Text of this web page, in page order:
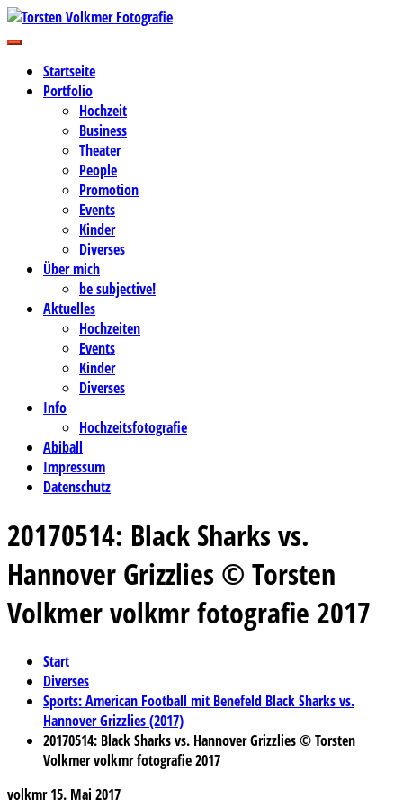
Zum
Inhalt
Torsten Volkmer Fotografie
Business-, Portrait- und Hochzeitsfotografie
Startseite
Portfolio
Hochzeit
Business
Theater
People
Promotion
Events
Kinder
Diverses
Über mich
be subjective!
Aktuelles
Hochzeiten
Events
Kinder
Diverses
Info
Hochzeitsfotografie
Abiball
Impressum
Datenschutz
20170514: Black Sharks vs.
Hannover Grizzlies © Torsten
Volkmer volkmr fotografie 2017
Start
Diverses
Sports: American Football mit Benefeld Black Sharks vs.
Hannover Grizzlies (2017)
20170514: Black Sharks vs. Hannover Grizzlies © Torsten
Volkmer volkmr fotografie 2017
volkmr 15. Mai 2017